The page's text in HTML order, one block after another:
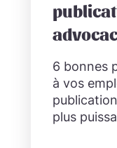
6 bonnes
à vos
plus